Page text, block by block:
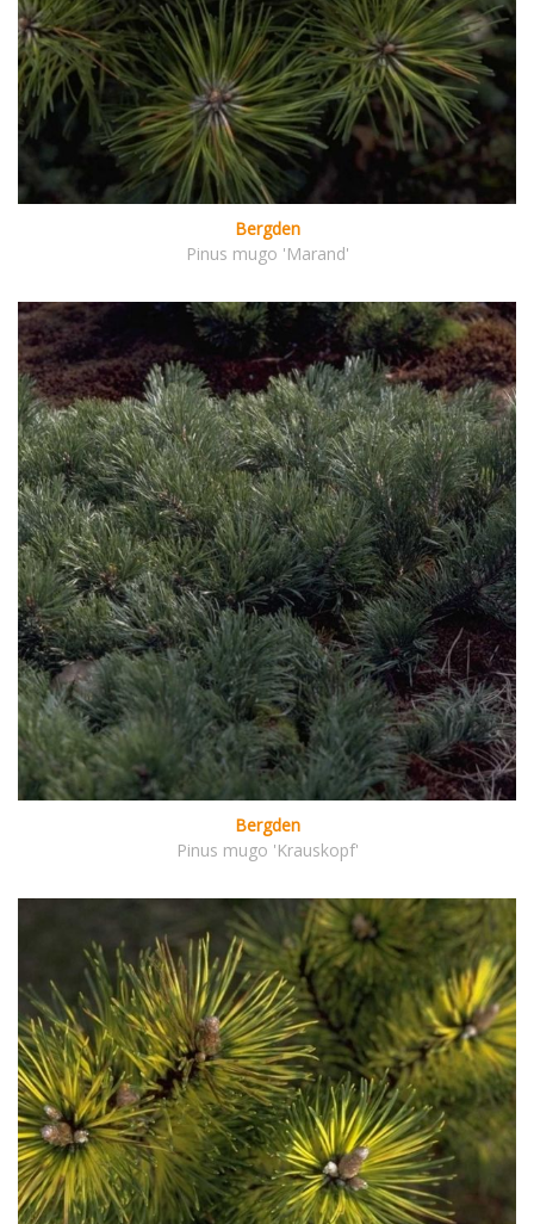
Bergden
Pinus mugo 'Marand'
Bergden
Pinus mugo 'Krauskopf'